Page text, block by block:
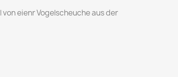
eienr Vogelscheuche aus der